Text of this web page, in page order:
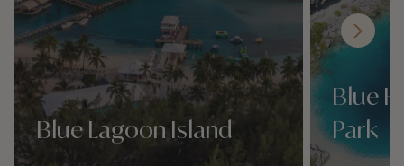
Blue Lagoon Island
Blue
Park